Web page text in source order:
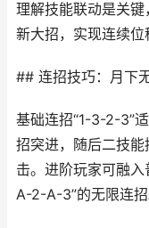
理解技能联动是关键
新大招，实现连续位
## 连招技巧：月下
基础连招“1-3-2-3”
招突进，随后二技
击。进阶玩家可融
A-2-A-3”的无限连招